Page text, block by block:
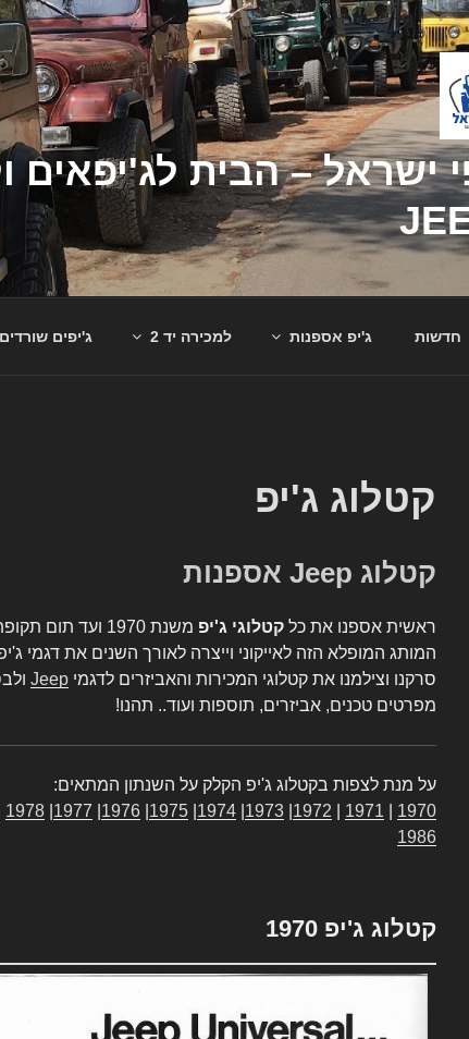
חדשות ג'יפ אספנות למכירה יד 2 ג'יפים
קטלוג ג'יפ
קטלוג Jeep אספנות
ראשית אספנו את כל קטלוגי ג'יפ
משנת 1970
המותג המופלא הזה לאייקוני וייצרה לאורך השנים את דגמי
סרקנו וצילמנו את קטלוגי המכירות והאביזרים לדגמי Jeep
מפרטים טכנים, אביזרים, תוספות ועוד.. תהנו!
על מנת לצפות בקטלוג ג'יפ הקלק על השנתון המתאים:
1970
1971
1972
1973
1974
1975
1976
1977
1978
1986
קטלוג ג'יפ 1970